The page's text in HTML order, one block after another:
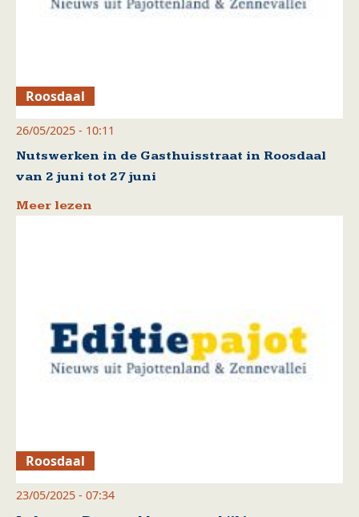
Roosdaal
26/05/2025 - 10:11
Nutswerken in de Gasthuisstraat in Roosdaal
van 2 juni tot 27 juni
Meer lezen
Roosdaal
23/05/2025 - 07:34